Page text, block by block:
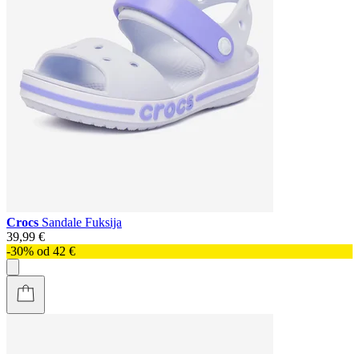
Crocs Sandale Fuksija
39,99 €
-30% od 42 €